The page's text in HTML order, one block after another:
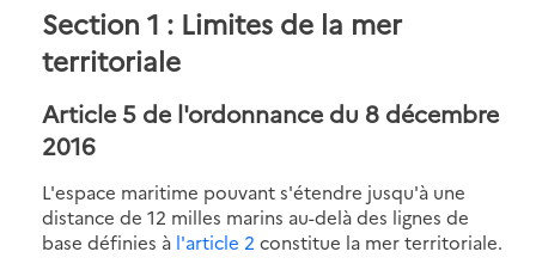
Section 1 : Limites de la mer
territoriale
Article 5 de l'ordonnance du 8 décembre
2016
L'espace maritime pouvant s'étendre jusqu'à une
distance de 12 milles marins au-delà des lignes de
base définies à l'article 2 constitue la mer territoriale.